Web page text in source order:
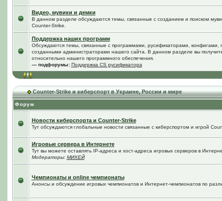
Видео, мувики и демки
В данном разделе обсуждаются темы, связанные с созданием и поиском
Counter-Strike.
Поддержка наших программ
Обсуждаются темы, связанные с программами, русификаторами, конфигами,
созданными администраторами нашего сайта. В данном разделе вы
относительно нашего программного обеспечения.
— подфорумы: Поддержка CS русификатора
Counter-Strike и киберспорт в Украине, России и мире
Форум
Новости киберспорта и Counter-Strike
Тут обсуждаются глобальные новости связанные с киберспортом и игрой
Игровые сервера в Интернете
Тут вы можете оставлять IP-адреса и хост-адреса игровых серверов в
Модераторы: МИХЕЙ
Чемпионаты и online чемпионаты
Анонсы и обсуждение игровых чемпионатов и Интернет-чемпионатов по